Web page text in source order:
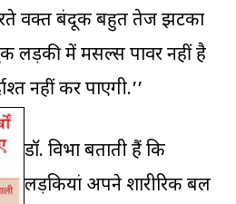
वक्त बंदूक बहुत तेज झटका
लड़की में मसल्स पावर नहीं है
नहीं कर पाएगी.’’
डॉ. विभा बताती हैं कि
लड़कियां अपने शारीरिक बल